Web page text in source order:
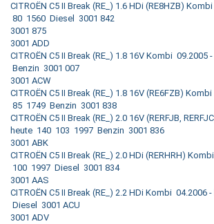
CITROËN C5 II Break (RE_) 1.6 HDi (RE8HZB)
80 1560 Diesel 3001 842
3001 875
3001 ADD
CITROËN C5 II Break (RE_) 1.8 16V Kombi
Benzin 3001 007
3001 ACW
CITROËN C5 II Break (RE_) 1.8 16V (RE6FZB)
85 1749 Benzin 3001 838
CITROËN C5 II Break (RE_) 2.0 16V (RERFJB,
heute 140 103 1997 Benzin 3001 836
3001 ABK
CITROËN C5 II Break (RE_) 2.0 HDi (RERHRH)
100 1997 Diesel 3001 834
3001 AAS
CITROËN C5 II Break (RE_) 2.2 HDi Kombi
Diesel 3001 ACU
3001 ADV